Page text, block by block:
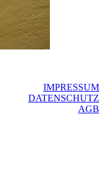
IMPRESSUM
DATENSCHUTZ
AGB